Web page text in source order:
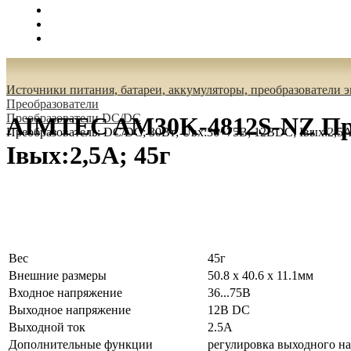
Источники питания, батареи, аккумуляторы, преобразователи
Преобразователи
Преобразователи DC/DC
Преобразователь: DC/DC; 30Вт; Uвх:36÷75В; 12ВDC;
AIMTEC AM30K-4812S-NZ
Iвых:2,5А; 45г
Вес
45г
Внешние размеры
50.8 x 40.6 x 11.1мм
Входное напряжение
36...75В
Выходное напряжение
12В DC
Выходной ток
2.5А
Дополнительные функции
регулировка выходного